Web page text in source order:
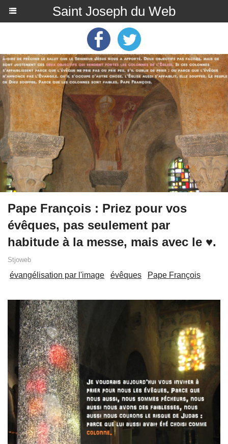
Saint Joseph du Web
Pape François : Priez pour vos
évêques, pas seulement par
habitude à la messe, mais avec le ♥.
Stjoweb
évangélisation par l'image évêques Pape François